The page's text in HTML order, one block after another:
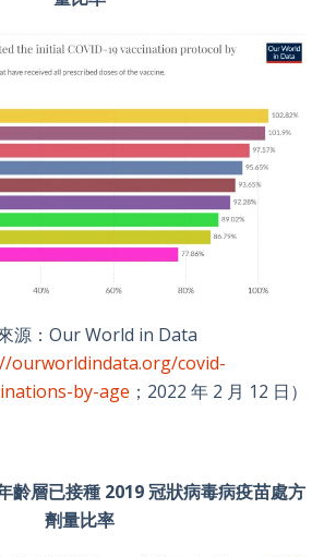
源：Our World in Data
ourworldindata.org/covid-
by-age ；2022 年 2 月 12 日）
齡層已接種 2019 冠狀病毒病疫苗處方
劑量比率